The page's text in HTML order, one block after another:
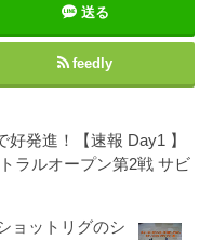
送る
feedly
発進！【速報 Day1 】
ラルオープン第2戦 サビ
ョットリグのシ